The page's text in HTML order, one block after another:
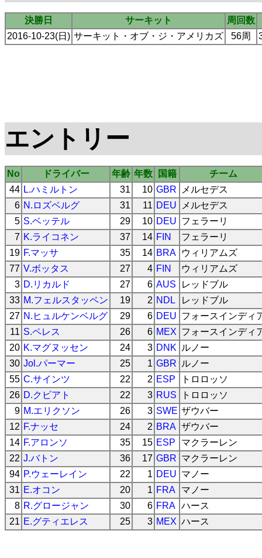
決勝日 サーキット
周回数
2016-10-23(日) サーキット・オブ・ジ・アメリカズ 56周
エントリー
No ドライバー 年齢 年数 国籍
チーム
44 L.ハミルトン 31 10 GBR
メルセデス
6 N.ロズベルグ 31 11 DEU
メルセデス
5 S.ベッテル 29 10 DEU フェラーリ
7 K.ライコネン 37 14 FIN
フェラーリ
19 F.マッサ 35 14 BRA
ウィリアムズ
77 V.ボッタス 27 4 FIN
ウィリアムズ
3 D.リカルド 27 6 AUS
レッドブル
33 M.フェルスタッペン 19 2 NDL
レッドブル
27 N.ヒュルケンベルグ 29 6 DEU フォースインディ
11 S.ペレス 26 6 MEX フォースインディ
20 K.マグヌッセン 24 3 DNK
ルノー
30 Jol.パーマー 25 1 GBR
ルノー
55 C.サインツ 22 2 ESP
トロロッソ
26 D.クビアト 22 3 RUS
トロロッソ
9 M.エリクソン 26 3 SWE ザウバー
12 F.ナッセ 24 2 BRA ザウバー
14 F.アロンソ 35 15 ESP
マクラーレン
22 J.バトン 36 17 GBR マクラーレン
94 P.ウェーレイン 22 1 DEU マノー
31 E.オコン 20 1 FRA
マノー
8 R.グロージャン 30 6 FRA ハース
21 E.グティエレス 25 3 MEX ハース